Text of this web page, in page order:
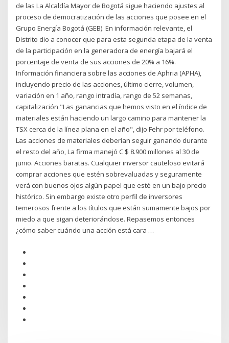
de las La Alcaldía Mayor de Bogotá sigue haciendo ajustes al
proceso de democratización de las acciones que posee en el
Grupo Energía Bogotá (GEB). En información relevante, el
Distrito dio a conocer que para esta segunda etapa de la venta
de la participación en la generadora de energía bajará el
porcentaje de venta de sus acciones de 20% a 16%.
Información financiera sobre las acciones de Aphria (APHA),
incluyendo precio de las acciones, último cierre, volumen,
variación en 1 año, rango intradía, rango de 52 semanas,
capitalización "Las ganancias que hemos visto en el índice de
materiales están haciendo un largo camino para mantener la
TSX cerca de la línea plana en el año", dijo Fehr por teléfono.
Las acciones de materiales deberían seguir ganando durante
el resto del año, La firma manejó C $ 8.900 millones al 30 de
junio. Acciones baratas. Cualquier inversor cauteloso evitará
comprar acciones que estén sobrevaluadas y seguramente
verá con buenos ojos algún papel que esté en un bajo precio
histórico. Sin embargo existe otro perfil de inversores
temerosos frente a los títulos que están sumamente bajos por
miedo a que sigan deteriorándose. Repasemos entonces
¿cómo saber cuándo una acción está cara …